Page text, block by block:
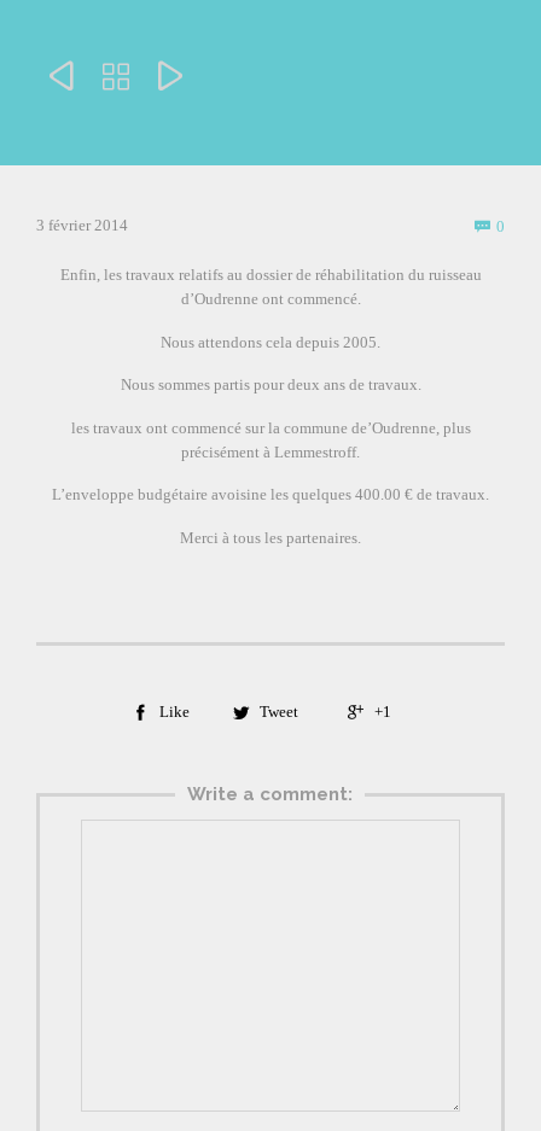
  
3 février 2014  0
Enfin, les travaux relatifs au dossier de réhabilitation du ruisseau
d’Oudrenne ont commencé.
Nous attendons cela depuis 2005.
Nous sommes partis pour deux ans de travaux.
les travaux ont commencé sur la commune de’Oudrenne, plus
précisément à Lemmestroff.
L’enveloppe budgétaire avoisine les quelques 400.00 € de travaux.
Merci à tous les partenaires.
 Like  Tweet  +1
Write a comment: